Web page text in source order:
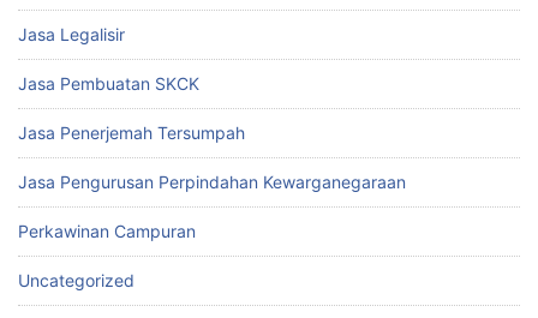
Jasa Legalisir
Jasa Pembuatan SKCK
Jasa Penerjemah Tersumpah
Jasa Pengurusan Perpindahan Kewarganegaraan
Perkawinan Campuran
Uncategorized